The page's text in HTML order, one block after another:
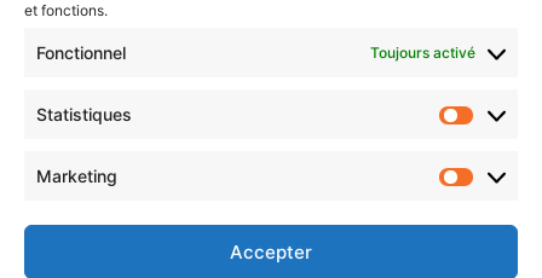
et fonctions.
Fonctionnel Toujours activé
Statistiques
Marketing
Accepter
Choisissez : matin, soir ou hebdo ?
votre